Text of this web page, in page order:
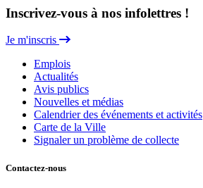
Inscrivez-vous à nos infolettres !
Je m'inscris
Emplois
Actualités
Avis publics
Nouvelles et médias
Calendrier des événements et activités
Carte de la Ville
Signaler un problème de collecte
Contactez-nous